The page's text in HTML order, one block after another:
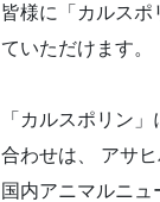
皆様に「カルスポ
ていただけます。
「カルスポリン
合わせは、 アサ
国内アニマルニ